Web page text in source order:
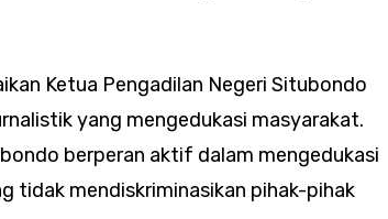
Ketua Pengadilan Negeri Situbondo
yang mengedukasi masyarakat.
berperan aktif dalam mengedukasi
tidak mendiskriminasikan pihak-pihak